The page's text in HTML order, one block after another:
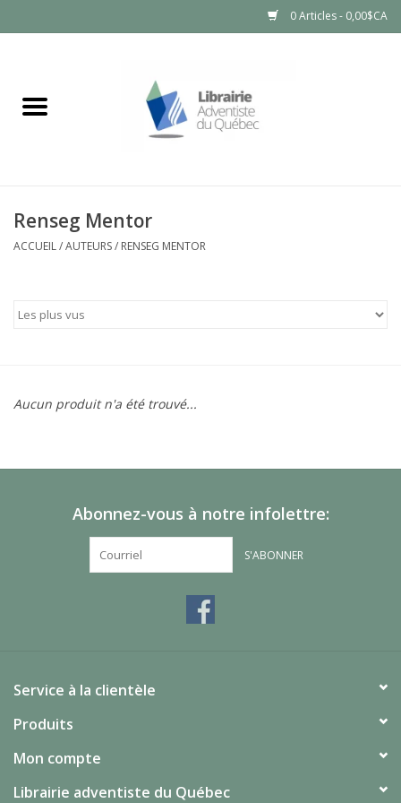
0 Articles - 0,00$CA
Renseg Mentor
ACCUEIL/AUTEURS/ RENSEG MENTOR
Aucun produit n'a été trouvé...
Abonnez-vous à notre infolettre:
S'ABONNER
Service à la clientèle
Produits
Mon compte
Librairie adventiste du Québec